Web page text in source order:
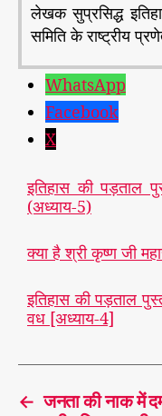
लेखक सुप्रसिद्ध
समिति के राष्ट्रीय
WhatsApp
Facebook
X
इतिहास की पड़ताल
(अध्याय-5)
क्या है श्री कृष्ण जी
इतिहास की पड़ताल
वध [अध्याय-4]
← जनता की नाक में